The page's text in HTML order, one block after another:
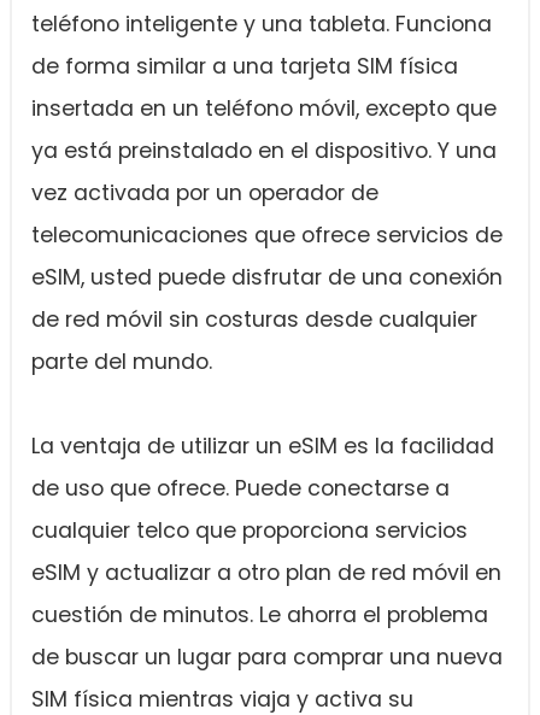
teléfono inteligente y una tableta. Funciona
de forma similar a una tarjeta SIM física
insertada en un teléfono móvil, excepto que
ya está preinstalado en el dispositivo. Y una
vez activada por un operador de
telecomunicaciones que ofrece servicios de
eSIM, usted puede disfrutar de una conexión
de red móvil sin costuras desde cualquier
parte del mundo.
La ventaja de utilizar un eSIM es la facilidad
de uso que ofrece. Puede conectarse a
cualquier telco que proporciona servicios
eSIM y actualizar a otro plan de red móvil en
cuestión de minutos. Le ahorra el problema
de buscar un lugar para comprar una nueva
SIM física mientras viaja y activa su